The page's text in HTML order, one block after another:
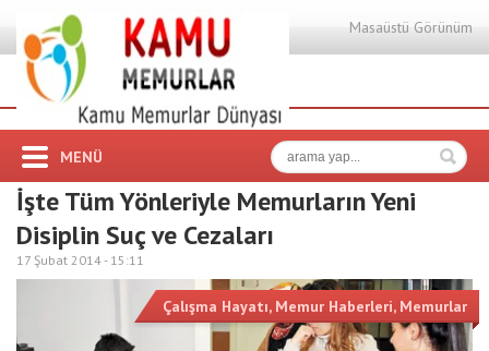
Masaüstü Görünüm
MENÜ
İşte Tüm Yönleriyle Memurların Yeni
Disiplin Suç ve Cezaları
17 Şubat 2014 - 15:11
Çalışma Hayatı, Memur Haberleri, Memurlar